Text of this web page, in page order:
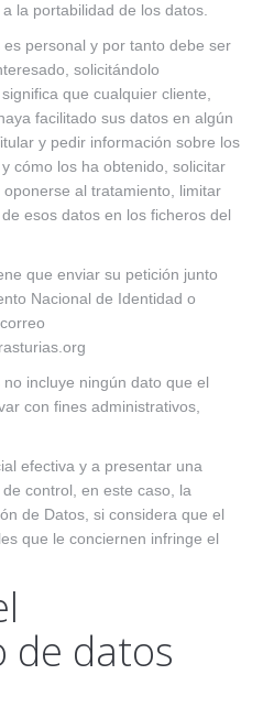
la portabilidad de los datos.
personal y por tanto debe ser
solicitándolo
que cualquier cliente,
facilitado sus datos en algún
y pedir información sobre los
cómo los ha obtenido, solicitar
al tratamiento, limitar
esos datos en los ficheros del
que enviar su petición junto
Nacional de Identidad o
incluye ningún dato que el
con fines administrativos,
efectiva y a presentar una
control, en este caso, la
de Datos, si considera que el
que le conciernen infringe el
datos